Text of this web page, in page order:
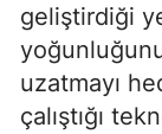
geliştirdiği
uzatmayı
çalıştığı